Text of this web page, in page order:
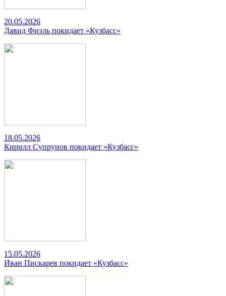
20.05.2026
Давид Фиэль покидает «Кузбасс»
18.05.2026
Кирилл Супрунов покидает «Кузбасс»
15.05.2026
Иван Пискарев покидает «Кузбасс»